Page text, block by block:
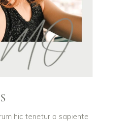
hic tenetur a sapiente